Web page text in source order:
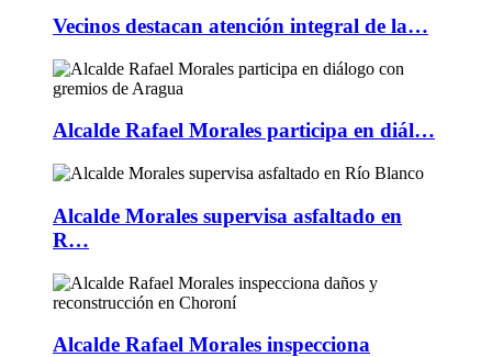
Vecinos destacan atención integral de la…
Alcalde Rafael Morales participa en diál…
Alcalde Morales supervisa asfaltado en
R…
Alcalde Rafael Morales inspecciona